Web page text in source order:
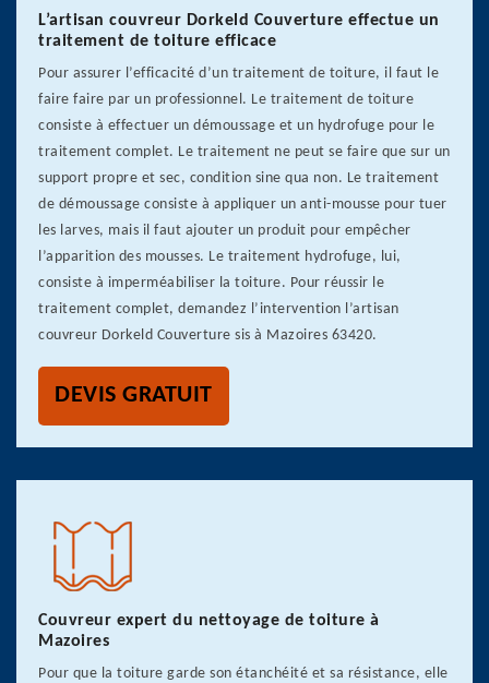
L’artisan couvreur Dorkeld Couverture effectue un
traitement de toiture efficace
Pour assurer l’efficacité d’un traitement de toiture, il faut le
faire faire par un professionnel. Le traitement de toiture
consiste à effectuer un démoussage et un hydrofuge pour le
traitement complet. Le traitement ne peut se faire que sur un
support propre et sec, condition sine qua non. Le traitement
de démoussage consiste à appliquer un anti-mousse pour tuer
les larves, mais il faut ajouter un produit pour empêcher
l’apparition des mousses. Le traitement hydrofuge, lui,
consiste à imperméabiliser la toiture. Pour réussir le
traitement complet, demandez l’intervention l’artisan
couvreur Dorkeld Couverture sis à Mazoires 63420.
DEVIS GRATUIT
Couvreur expert du nettoyage de toiture à
Mazoires
Pour que la toiture garde son étanchéité et sa résistance, elle